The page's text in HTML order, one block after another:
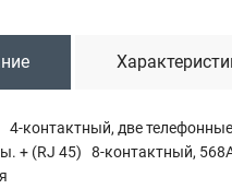
4-контактный, две
+ (RJ 45) 8-контактный,